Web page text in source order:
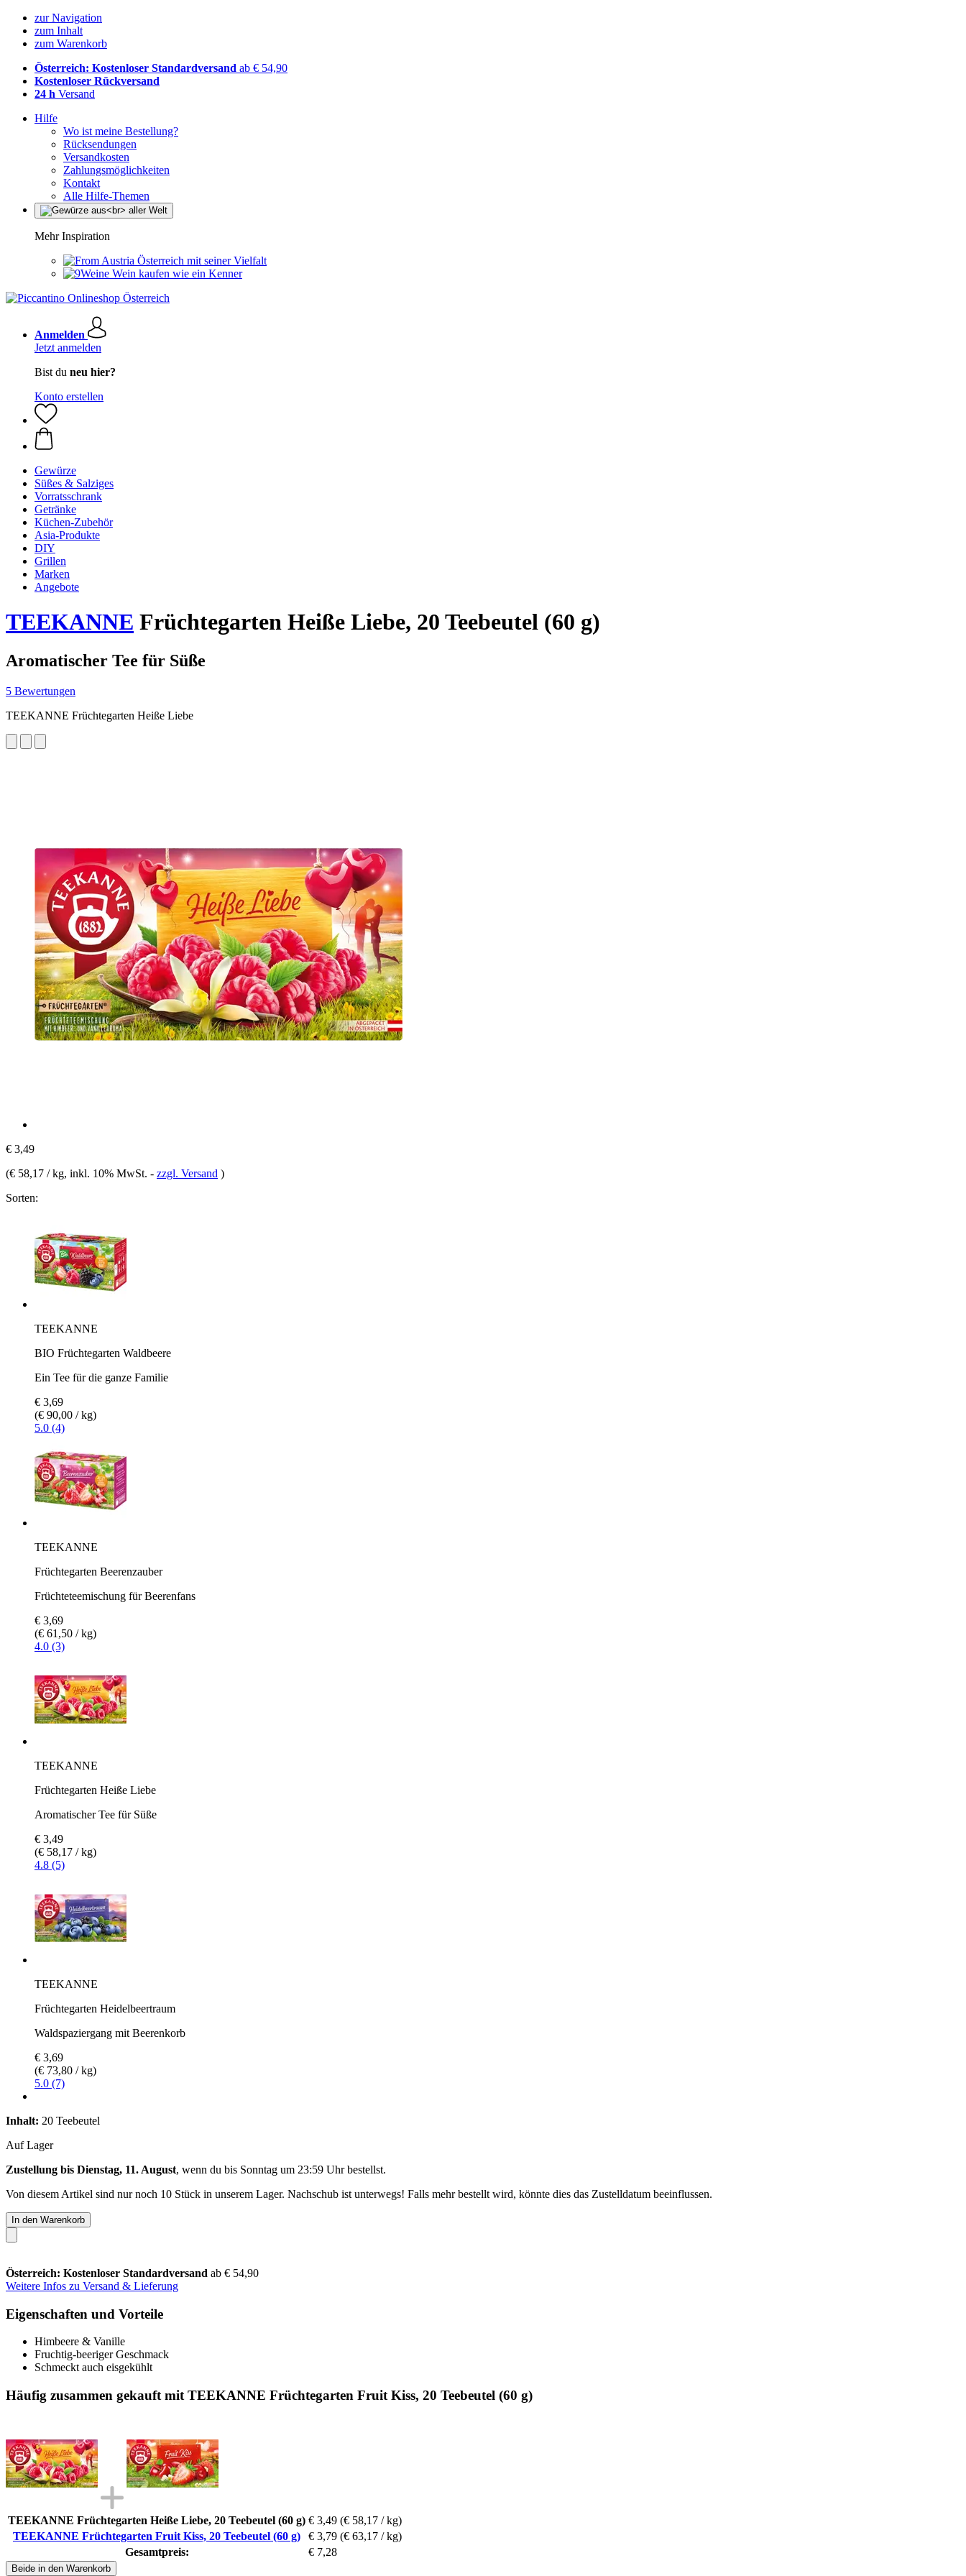
zur Navigation
zum Inhalt
zum Warenkorb
Österreich: Kostenloser Standardversand ab € 54,90
Kostenloser Rückversand
24 h Versand
Hilfe
Wo ist meine Bestellung?
Rücksendungen
Versandkosten
Zahlungsmöglichkeiten
Kontakt
Alle Hilfe-Themen
Mehr Inspiration
Österreich mit seiner Vielfalt
Wein kaufen wie ein Kenner
Anmelden
Jetzt anmelden
Bist du neu hier?
Konto erstellen
Gewürze
Süßes & Salziges
Vorratsschrank
Getränke
Küchen-Zubehör
Asia-Produkte
DIY
Grillen
Marken
Angebote
TEEKANNE Früchtegarten Heiße Liebe, 20 Teebeutel (60 g)
Aromatischer Tee für Süße
5 Bewertungen
TEEKANNE Früchtegarten Heiße Liebe
€ 3,49
(€ 58,17 / kg, inkl. 10% MwSt. - zzgl. Versand )
Sorten:
TEEKANNE
BIO Früchtegarten Waldbeere
Ein Tee für die ganze Familie
€ 3,69
(€ 90,00 / kg)
5.0 (4)
TEEKANNE
Früchtegarten Beerenzauber
Früchteteemischung für Beerenfans
€ 3,69
(€ 61,50 / kg)
4.0 (3)
TEEKANNE
Früchtegarten Heiße Liebe
Aromatischer Tee für Süße
€ 3,49
(€ 58,17 / kg)
4.8 (5)
TEEKANNE
Früchtegarten Heidelbeertraum
Waldspaziergang mit Beerenkorb
€ 3,69
(€ 73,80 / kg)
5.0 (7)
Inhalt: 20 Teebeutel
Auf Lager
Zustellung bis Dienstag, 11. August, wenn du bis Sonntag um 23:59 Uhrbestellst.
Von diesem Artikel sind nur noch 10 Stück in unserem Lager. Nachschub ist unterwegs! Falls mehr bestellt wird, könnte dies das Zustelldatum beeinflussen.
In den Warenkorb
Österreich: Kostenloser Standardversand ab € 54,90
Weitere Infos zu Versand & Lieferung
Eigenschaften und Vorteile
Himbeere & Vanille
Fruchtig-beeriger Geschmack
Schmeckt auch eisgekühlt
Häufig zusammen gekauft mit TEEKANNE Früchtegarten Fruit Kiss, 20 Teebeutel (60 g)
TEEKANNE Früchtegarten Heiße Liebe, 20 Teebeutel (60 g) € 3,49 (€ 58,17 / kg)
TEEKANNE Früchtegarten Fruit Kiss, 20 Teebeutel (60 g)
€ 3,79 (€ 63,17 / kg)
Gesamtpreis:
€ 7,28
Beide in den Warenkorb